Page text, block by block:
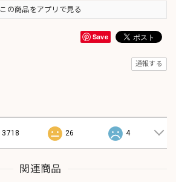
この商品をアプリで見る
Save
通報する
3718 26 4
関連商品